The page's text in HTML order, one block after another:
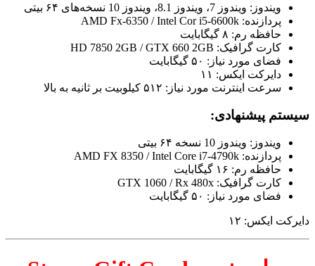
ویندوز: ویندوز 7، ویندوز 8.1، ویندوز 10 نسخه‌های ۶۴ بیتی
پردازنده: AMD Fx-6350 / Intel Cor i5-6600k
حافظه رم: ۸ گیگابایت
کارت گرافیک: HD 7850 2GB / GTX 660 2GB
فضای مورد نیاز: ۵۰ گیگابایت
دایرکت ایکس: ۱۱
سرعت اینترنت مورد نیاز: ۵۱۲ کیلوبیت بر ثانیه به بالا
سیستم پیشنهادی:
ویندوز: ویندوز 10 نسخه ۶۴ بیتی
پردازنده: AMD FX 8350 / Intel Core i7-4790k
حافظه رم: ۱۶ گیگابایت
کارت گرافیک: GTX 1060 / Rx 480x
فضای مورد نیاز: ۵۰ گیگابایت
دایرکت ایکس: ۱۲